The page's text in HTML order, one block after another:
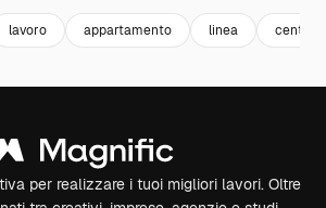
lavoro appartamento linea centro
per realizzare i tuoi migliori lavori. Oltre